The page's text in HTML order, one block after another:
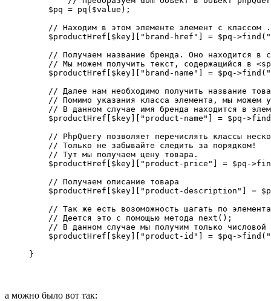
    $pq = pq($value);
// Находим в этом элементе элемент с классом
$productHref[$key]["brand-href"] = $pq-
// Получаем название бренда. Оно находится в
// Мы можем получить текст, содержащийся в
$productHref[$key]["brand-name"] = $pq-
// Далее нам необходимо получить название
// Помимо указания класса элемента, мы можем
// В данном случае имя бренда находится в
$productHref[$key]["product-name"] = $pq-
// PhpQuery позволяет перечислять классы
    // Только не забывайте следить за порядком!
    // Тут мы получаем цену товара.
$productHref[$key]["product-price"] = $pq-
    // Получаем описание товара
$productHref[$key]["product-description"] =
// Так же есть возоможность шагать по
    // Деется это с помощью метода next();
// В данном случае мы получим только
$productHref[$key]["product-id"] = $pq-
}
а можно было вот так: